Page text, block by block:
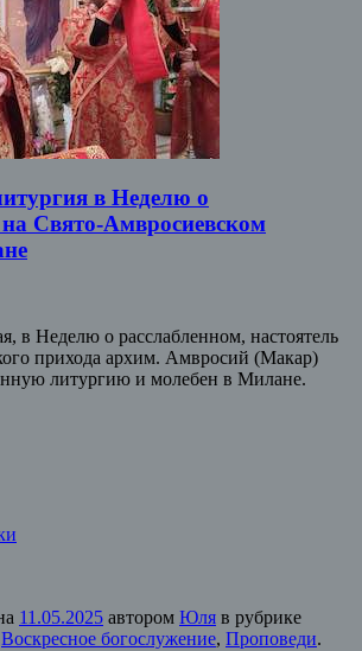
в Неделю о
Свято-Амвросиевском
в Неделю о расслабленном, настоятель
прихода архим. Амвросий (Макар)
литургию и молебен в Милане.
11.05.2025 автором Юля в рубрике
Воскресное богослужение, Проповеди.